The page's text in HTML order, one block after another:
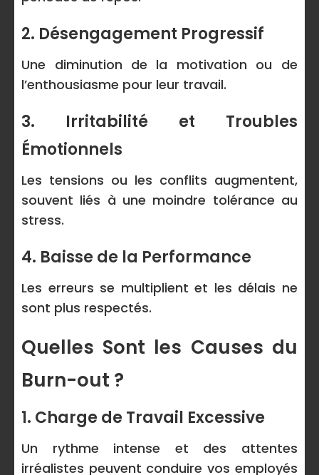
2. Désengagement Progressif
Une diminution de la motivation ou de
l’enthousiasme pour leur travail.
3. Irritabilité et Troubles
Émotionnels
Les tensions ou les conflits augmentent,
souvent liés à une moindre tolérance au
stress.
4. Baisse de la Performance
Les erreurs se multiplient et les délais ne
sont plus respectés.
Quelles Sont les Causes du
Burn-out ?
1. Charge de Travail Excessive
Un rythme intense et des attentes
irréalistes peuvent conduire vos employés